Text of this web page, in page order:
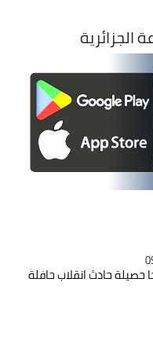
جريحا حصيلة حادث انقلاب حافلة